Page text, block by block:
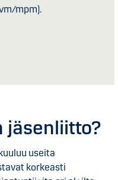
mpm).
jäsenliitto?
useita
korkeasti